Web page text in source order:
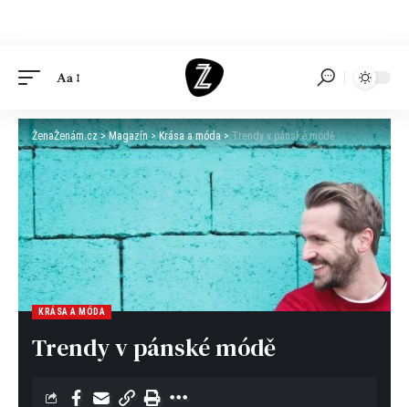
Aa
ŽenaŽenám.cz>Magazín>Krása a móda>Trendy v pánské módě
KRÁSA A MÓDA
Trendy v pánské módě